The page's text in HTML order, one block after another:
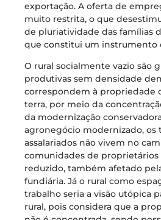
exportação. A oferta de
muito restrita, o que
de pluriatividade das famílias
que constitui um instrumento
O rural socialmente vazio são
produtivas sem densidade
correspondem à propriedade
terra, por meio da
da modernização
agronegócio modernizado, os
assalariados não vivem no
comunidades de proprietários
reduzido, também afetado
fundiária. Já o rural como
trabalho seria a visão utópica
rural, pois considera que a